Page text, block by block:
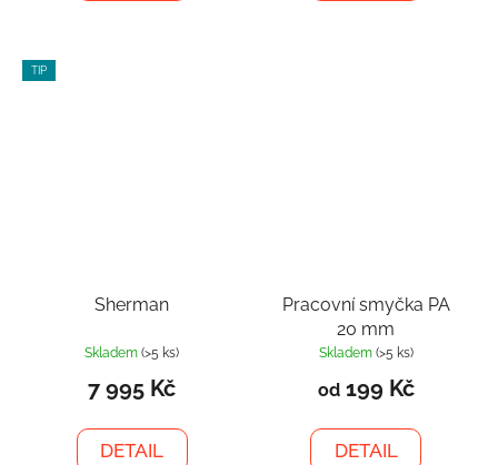
TIP
Sherman
Skladem(>5 ks)
7 995 Kč
DETAIL
Pracovní smyčka PA
20 mm
Skladem (>5 ks)
od199 Kč
DETAIL